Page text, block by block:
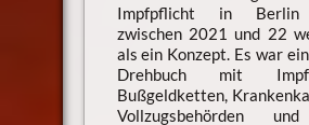
Impfpflicht in Berlin
zwischen 2021 und 22
als ein Konzept. Es war
Drehbuch mit
Bußgeldketten,
Vollzugsbehörden